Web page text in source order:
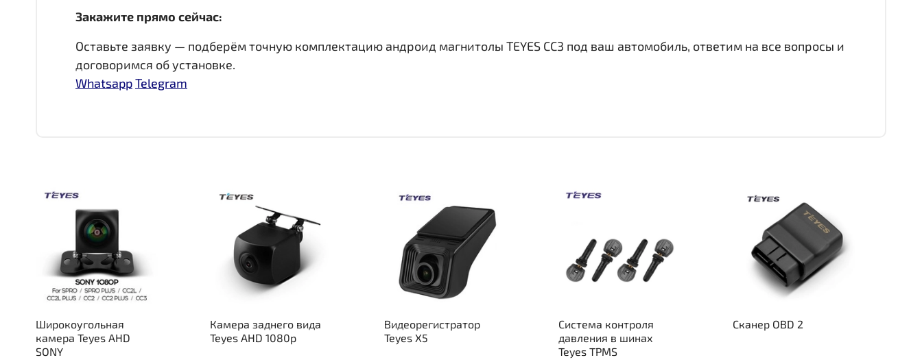
Закажите прямо сейчас:
Оставьте заявку — подберём точную комплектацию андроид магнитолы TEYES CC3 под ваш автомобиль, ответим на все вопросы и
договоримся об установке.
WhatsappTelegram
Широкоугольная
камера Teyes AHD
SONY
Камера заднего вида
Teyes AHD 1080p
Видеорегистратор
Teyes X5
Система контроля
давления в шинах
Teyes TPMS
Сканер OBD 2